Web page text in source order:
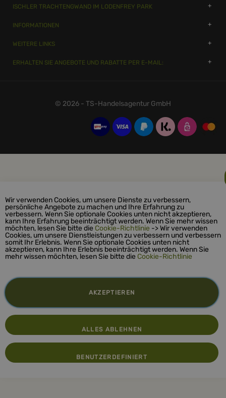
ISCHLER TRACHTENGWAND IM LODENFREY PARK
INFORMATIONEN
WEITERE LINKS
ERHALTEN SIE ANGEBOTE UND RABATTE PER E-MAIL:
© 2026 - TS-Handelsagentur GmbH
Wir verwenden Cookies, um unsere Dienste zu verbessern,
persönliche Angebote zu machen und Ihre Erfahrung zu
verbessern. Wenn Sie optionale Cookies unten nicht akzeptieren,
kann Ihre Erfahrung beeinträchtigt werden. Wenn Sie mehr wissen
möchten, lesen Sie bitte die Cookie-Richtlinie -> Wir verwenden
Cookies, um unsere Dienstleistungen zu verbessern und verbessern
somit Ihr Erlebnis. Wenn Sie optionale Cookies unten nicht
akzeptieren, kann Ihre Erlebnis beeinträchtigt werden. Wenn Sie
mehr wissen möchten, lesen Sie bitte die Cookie-Richtlinie
AKZEPTIEREN
BENUTZERDEFINIERT
ALLES ABLEHNEN